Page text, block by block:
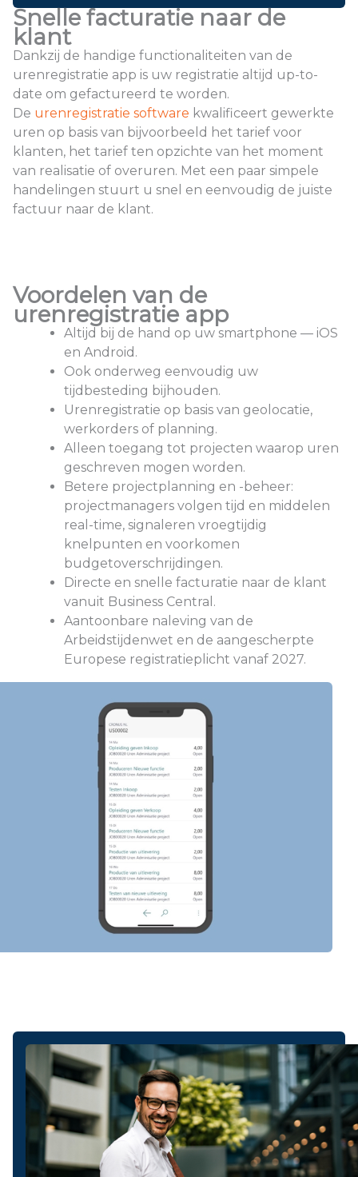
Snelle facturatie naar de
klant
Dankzij de handige functionaliteiten van de
urenregistratie app is uw registratie altijd up-to-
date om gefactureerd te worden.
De urenregistratie software kwalificeert gewerkte
uren op basis van bijvoorbeeld het tarief voor
klanten, het tarief ten opzichte van het moment
van realisatie of overuren. Met een paar simpele
handelingen stuurt u snel en eenvoudig de juiste
factuur naar de klant.
Voordelen van de
urenregistratie app
Altijd bij de hand op uw smartphone — iOS
en Android.
Ook onderweg eenvoudig uw
tijdbesteding bijhouden.
Urenregistratie op basis van geolocatie,
werkorders of planning.
Alleen toegang tot projecten waarop uren
geschreven mogen worden.
Betere projectplanning en -beheer:
projectmanagers volgen tijd en middelen
real-time, signaleren vroegtijdig
knelpunten en voorkomen
budgetoverschrijdingen.
Directe en snelle facturatie naar de klant
vanuit Business Central.
Aantoonbare naleving van de
Arbeidstijdenwet en de aangescherpte
Europese registratieplicht vanaf 2027.